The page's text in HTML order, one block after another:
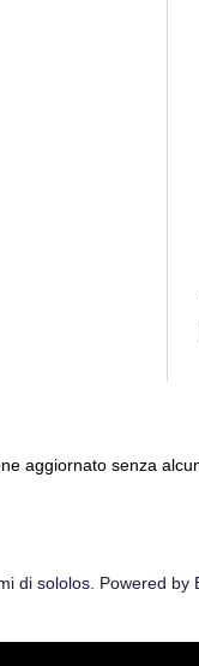
aggiornato senza
di sololos. Powered by